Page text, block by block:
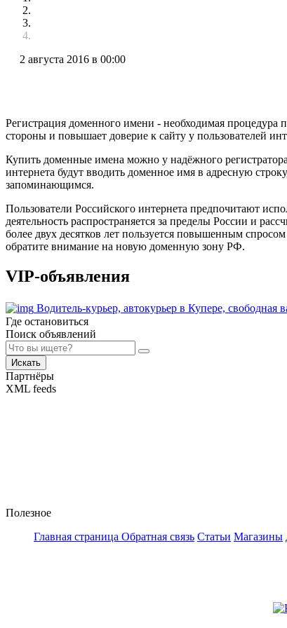
2 августа 2016 в 00:00
Регистрация доменного имени - необходимая процедура
стороны и повышает доверие к сайту у пользователей
Купить доменные имена можно у надёжного
интернета будут вводить доменное имя в адресную
запоминающимся.
Пользователи Российского интернета предпочитают
деятельность распространяется за пределы России и
более двух десятков лет пользуется повышенным
обратите внимание на новую доменную зону РФ.
VIP-объявления
Водитель-курьер, автокурьер в Купере,
Где остановиться
Поиск объявлений
Искать
Партнёры
XML feeds
Полезное
Главная страница Обратная связь Статьи Магазины